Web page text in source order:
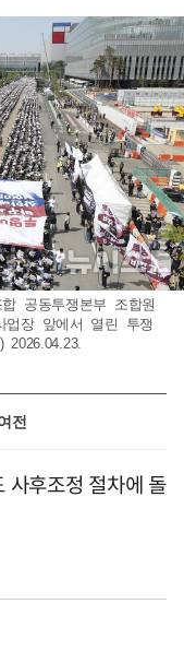
공동투쟁본부 조합원
업장 앞에서 열린 투쟁
2026.04.23.
전
사후조정 절차에 돌